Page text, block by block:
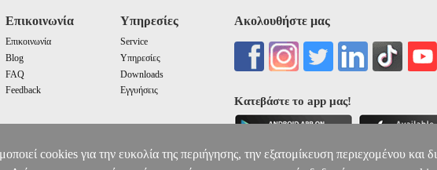
Επικοινωνία
Επικοινωνία
Blog
FAQ
Feedback
Υπηρεσίες
Service
Υπηρεσίες
Downloads
Εγγυήσεις
Ακολουθήστε μας
Κατεβάστε το app μας!
cookies για την ευκολία της περιήγησης, την εξατομίκευση περιεχομένου και